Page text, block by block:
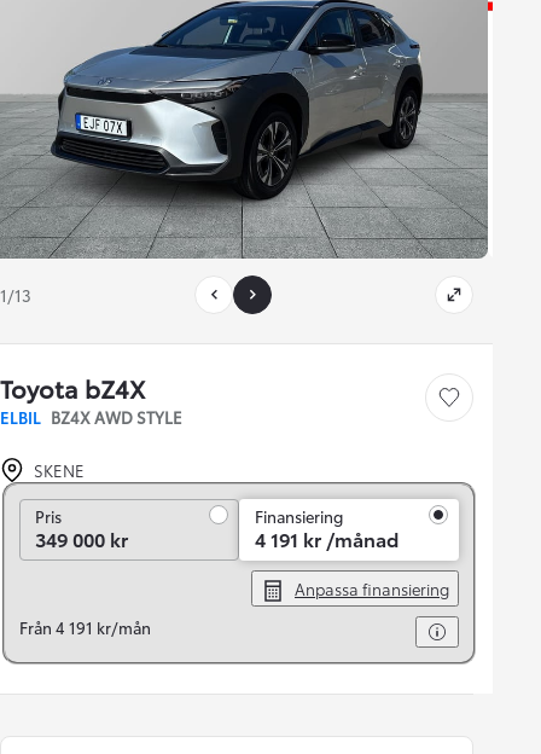
1/13
Toyota bZ4X
ELBIL BZ4X AWD STYLE
Save car
SKENE
PrisPris
349 000 kr
Finansiering
4 191 kr /månad
Anpassa finansiering
Från 4 191 kr/mån